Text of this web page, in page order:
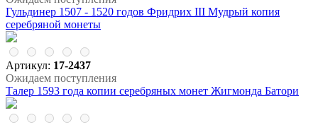
Гульдинер 1507 - 1520 годов Фридрих III Мудрый копия
серебряной монеты
Артикул: 17-2437
Ожидаем поступления
Талер 1593 года копии серебряных монет Жигмонда Батори